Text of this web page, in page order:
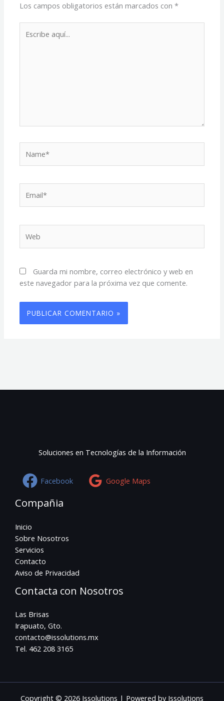
Los campos obligatorios están marcados con*
aquí...
Guarda mi nombre, correo electrónico y web en
este navegador para la próxima vez que comente.
Soluciones en Tecnologías de la Información
Facebook Google Maps
Compañia
Inicio
Sobre Nosotros
Servicios
Contacto
Aviso de Privacidad
Contacta con Nosotros
Las Brisas
Irapuato, Gto.
contacto@issolutions.mx
Tel. 462 208 3165
Copyright © 2026 Issolutions | Powered by Issolutions